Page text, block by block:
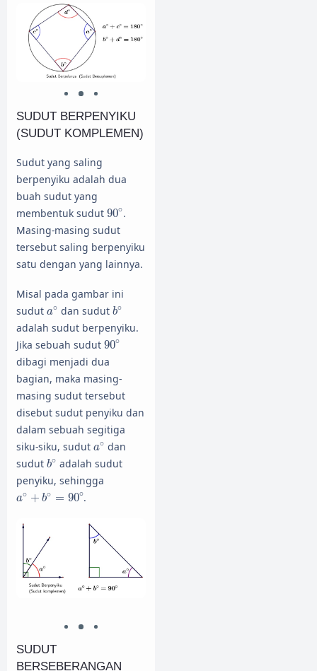
SUDUT BERPENYIKU
(SUDUT KOMPLEMEN)
Sudut yang saling
berpenyiku adalah dua
buah sudut yang
membentuk sudut 90∘
90∘.
Masing-masing sudut
tersebut saling berpenyiku
satu dengan yang lainnya.
Misal pada gambar ini
sudut a∘
a∘ dan sudut b∘
b∘
adalah sudut berpenyiku.
Jika sebuah sudut 90∘
90∘
dibagi menjadi dua
bagian, maka masing-
masing sudut tersebut
disebut sudut penyiku dan
dalam sebuah segitiga
siku-siku, sudut a∘
a∘ dan
sudut b∘
b∘adalah sudut
penyiku, sehingga
a∘ + b∘ = 90∘
a∘ + b∘ 90∘ .
SUDUT
BERSEBERANGAN